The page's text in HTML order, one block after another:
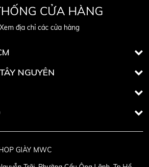
CỬA HÀNG
Xem địa chỉ các cửa hàng
NGUYÊN
GIÀY MWC